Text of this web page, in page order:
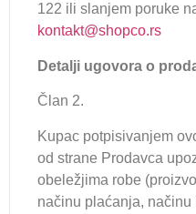
122 ili slanjem poruke
kontakt@shopco.rs
Detalji ugovora o
Član 2.
Kupac potpisivanjem
od strane Prodavca
obeležjima robe
načinu plaćanja,